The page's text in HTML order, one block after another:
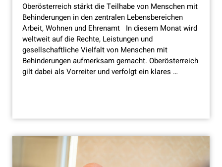
Oberösterreich stärkt die Teilhabe von Menschen mit
Behinderungen in den zentralen Lebensbereichen
Arbeit, Wohnen und Ehrenamt In diesem Monat wird
weltweit auf die Rechte, Leistungen und
gesellschaftliche Vielfalt von Menschen mit
Behinderungen aufmerksam gemacht. Oberösterreich
gilt dabei als Vorreiter und verfolgt ein klares …